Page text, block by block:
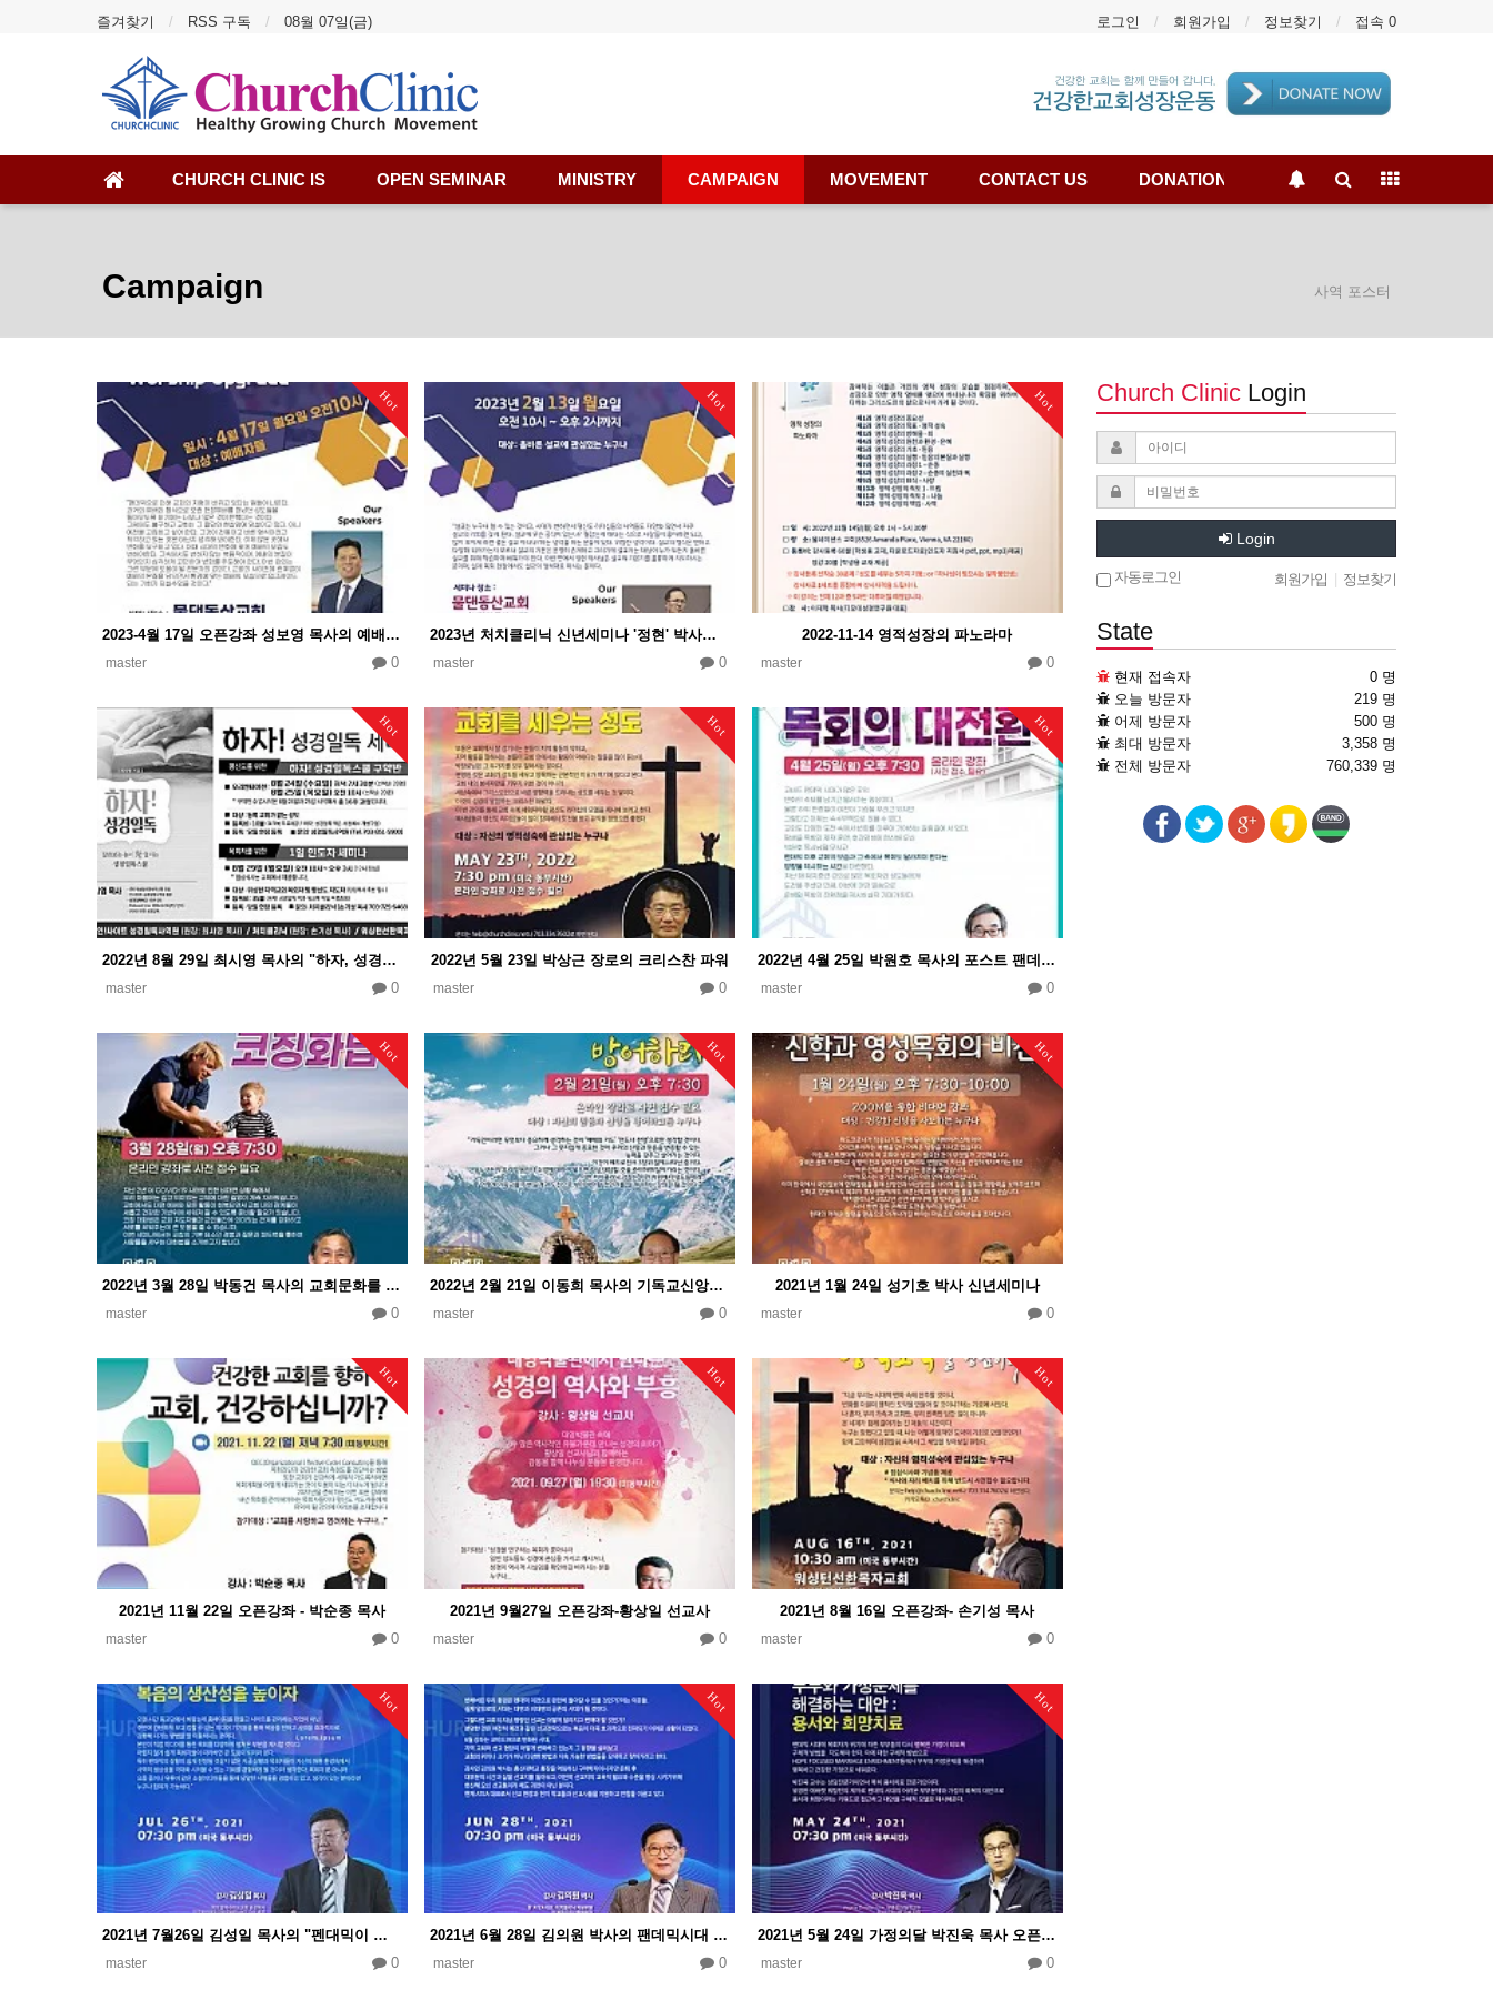
즐겨찾기 RSS 구독 08월 07일(금) 로그인 회원가입 정보찾기 접속 0
CHURCH CLINIC IS OPEN SEMINAR MINISTRY CAMPAIGN MOVEMENT CONTACT US DONATION
Campaign 사역 포스터
Hot
2023-4월 17일 오픈강좌 성보영 목사의 예배 업그레이드
master 0
Hot
2023년 처치클리닉 신년세미나 '정현' 박사의 설교의 정석
master 0
Hot
2022-11-14 영적성장의 파노라마
master 0
Hot
2022년 8월 29일 최시영 목사의 "하자, 성경일독" 인도자 세미나
master 0
Hot
2022년 5월 23일 박상근 장로의 크리스찬 파워
master 0
Hot
2022년 4월 25일 박원호 목사의 포스트 팬데믹 목회의 대전환
master 0
Hot
2022년 3월 28일 박동건 목사의 교회문화를 바꾸는 코칭화법
master 0
Hot
2022년 2월 21일 이동희 목사의 기독교신앙을 방어하라 오픈강좌
master 0
Hot
2021년 1월 24일 성기호 박사 신년세미나
master 0
Hot
2021년 11월 22일 오픈강좌 - 박순종 목사
master 0
Hot
2021년 9월27일 오픈강좌-황상일 선교사
master 0
Hot
2021년 8월 16일 오픈강좌- 손기성 목사
master 0
Hot
2021년 7월26일 김성일 목사의 "펜대믹이 바꾼 교회환경 미디어와 교회"
master 0
Hot
2021년 6월 28일 김의원 박사의 팬데믹시대 선교동향과 Paradigm Shift
master 0
Hot
2021년 5월 24일 가정의달 박진욱 목사 오픈강좌
master 0
Church Clinic Login
Login
자동로그인 회원가입 정보찾기
State
현재 접속자
0 명
오늘 방문자
219 명
어제 방문자
500 명
최대 방문자
3,358 명
전체 방문자
760,339 명